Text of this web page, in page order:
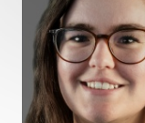
Profil